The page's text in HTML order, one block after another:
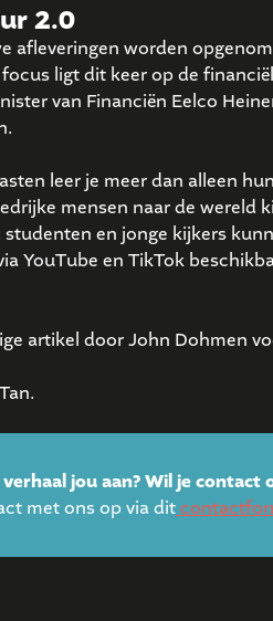
2.0
afleveringen worden
ligt dit keer op de
van Financiën Eelco
leer je meer dan alleen
mensen naar de wereld
studenten en jonge kijkers
YouTube en TikTok
artikel door John Dohmen
jou aan? Wil je contact
met ons op via dit